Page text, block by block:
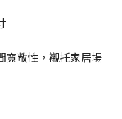
寬敞性，襯托家居場